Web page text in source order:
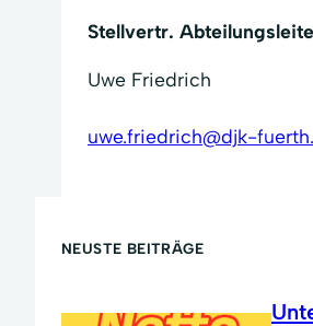
Stellvertr.
Uwe Friedrich
uwe.friedrich@djk-
NEUSTE BEITRÄGE